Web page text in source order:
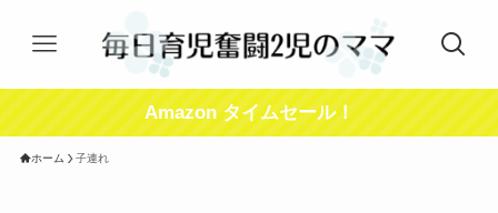
Amazon タイムセール！
ホーム 子連れ